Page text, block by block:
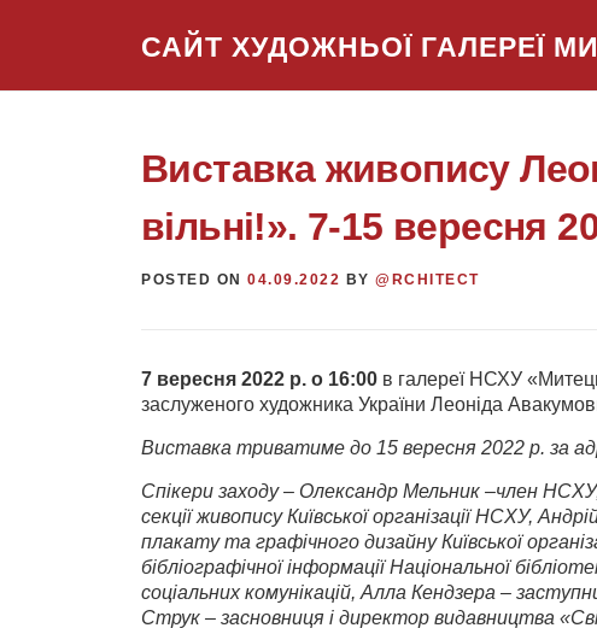
САЙТ ХУДОЖНЬОЇ ГАЛЕРЕЇ
Виставка живопису
вільні!». 7-15 вересня
POSTED ON 04.09.2022 BY @RCHITECT
7 вересня 2022 р. о 16:00 в галереї НСХУ
заслуженого художника України Леоніда
Виставка триватиме до 15 вересня 2022 р. за
Спікери заходу – Олександр Мельник –член
секції живопису Київської організації НСХУ,
плакату та графічного дизайну Київської
бібліографічної інформації Національної
соціальних комунікацій, Алла Кендзера –
Струк – засновниця і директор видавництва